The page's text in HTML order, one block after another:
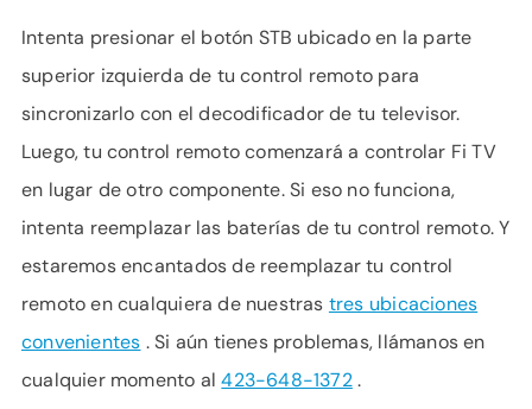
Intenta presionar el botón STB ubicado en la parte
superior izquierda de tu control remoto para
sincronizarlo con el decodificador de tu televisor.
Luego, tu control remoto comenzará a controlar Fi TV
en lugar de otro componente. Si eso no funciona,
intenta reemplazar las baterías de tu control remoto. Y
estaremos encantados de reemplazar tu control
remoto en cualquiera de nuestras tres ubicaciones
convenientes . Si aún tienes problemas, llámanos en
cualquier momento al423-648-1372.